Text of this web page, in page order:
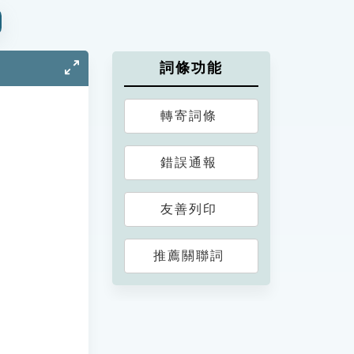
詞條功能
轉寄詞條
錯誤通報
友善列印
推薦關聯詞